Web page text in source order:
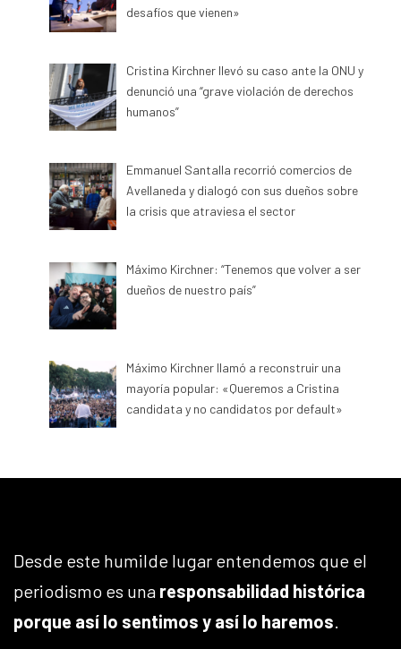
desafíos que vienen»
Cristina Kirchner llevó su caso ante la ONU y
denunció una “grave violación de derechos
humanos”
Emmanuel Santalla recorrió comercios de
Avellaneda y dialogó con sus dueños sobre
la crisis que atraviesa el sector
Máximo Kirchner: “Tenemos que volver a ser
dueños de nuestro país”
Máximo Kirchner llamó a reconstruir una
mayoría popular: «Queremos a Cristina
candidata y no candidatos por default»
Desde este humilde lugar entendemos que el
periodismo es una responsabilidad histórica
porque así lo sentimos y así lo haremos.